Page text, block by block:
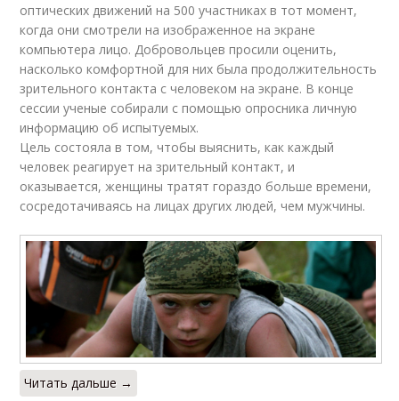
оптических движений на 500 участниках в тот момент,
когда они смотрели на изображенное на экране
компьютера лицо. Добровольцев просили оценить,
насколько комфортной для них была продолжительность
зрительного контакта с человеком на экране. В конце
сессии ученые собирали с помощью опросника личную
информацию об испытуемых.
Цель состояла в том, чтобы выяснить, как каждый
человек реагирует на зрительный контакт, и
оказывается, женщины тратят гораздо больше времени,
сосредотачиваясь на лицах других людей, чем мужчины.
Читать дальше →